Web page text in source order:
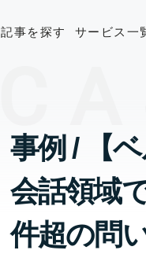
記事を探す サービス一
事例 / 【
会話領域
件超の問